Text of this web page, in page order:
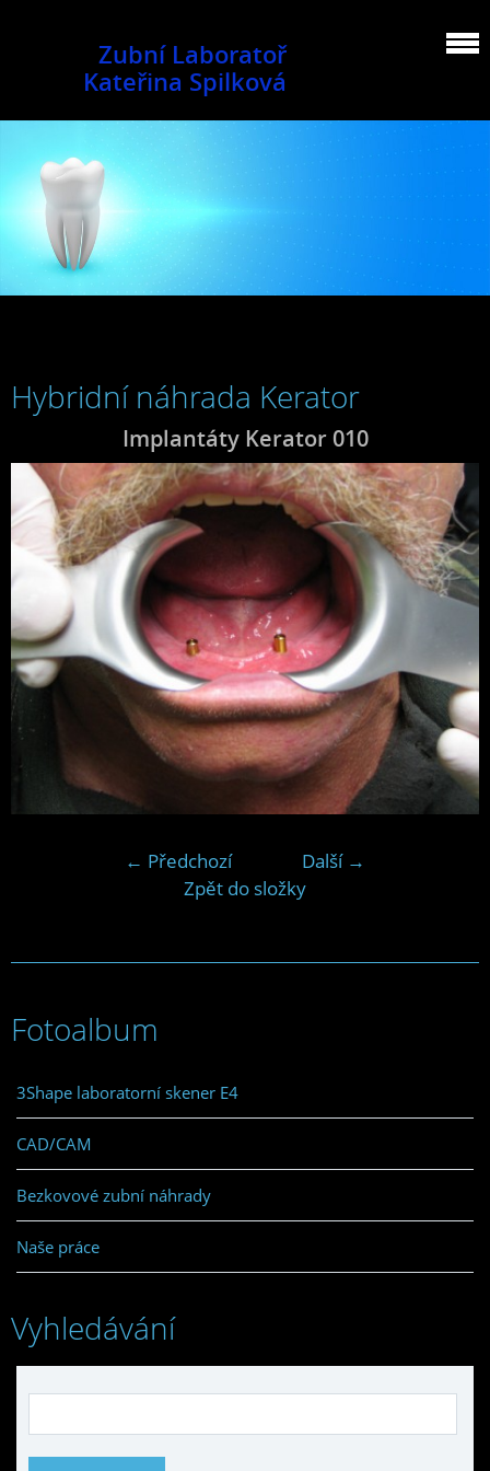
Zubní Laboratoř
Kateřina Spilková
Hybridní náhrada Kerator
Implantáty Kerator 010
← Předchozí
Další →
Zpět do složky
Fotoalbum
3Shape laboratorní skener E4
CAD/CAM
Bezkovové zubní náhrady
Naše práce
Vyhledávání